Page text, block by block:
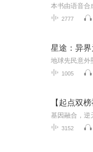
2777
星途：异界
1005
【起点双
3152